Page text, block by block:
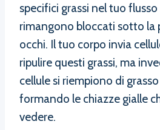
specifici grassi nel tuo
rimangono bloccati sotto la
occhi. Il tuo corpo invia
ripulire questi grassi, ma
cellule si riempiono di
formando le chiazze gialle
vedere.